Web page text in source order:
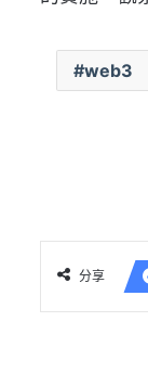
web3
分享